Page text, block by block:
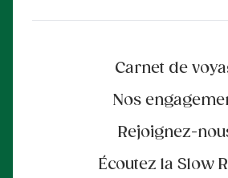
Carnet de
Nos
Rejoignez-
Écoutez la Slow